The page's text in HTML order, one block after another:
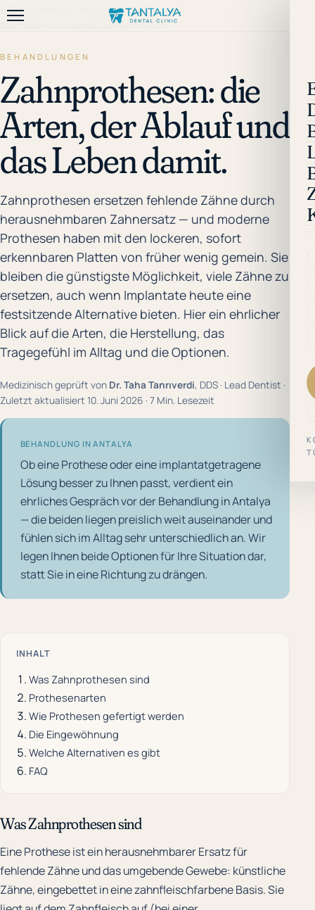
←Bibliothek für Zahngesundheit
Startseite Zahnprothesen
BEHANDLUNGEN
Zahnprothesen: die
Arten, der Ablauf und
das Leben damit.
Zahnprothesen ersetzen fehlende Zähne durch
herausnehmbaren Zahnersatz — und moderne
Prothesen haben mit den lockeren, sofort
erkennbaren Platten von früher wenig gemein. Sie
bleiben die günstigste Möglichkeit, viele Zähne zu
ersetzen, auch wenn Implantate heute eine
festsitzende Alternative bieten. Hier ein ehrlicher
Blick auf die Arten, die Herstellung, das
Tragegefühl im Alltag und die Optionen.
Medizinisch geprüft von Dr. Taha Tanrıverdi, DDS · Lead Dentist ·
Zuletzt aktualisiert 10. Juni 2026 · 7 Min. Lesezeit
BEHANDLUNG IN ANTALYA
Ob eine Prothese oder eine implantatgetragene
Lösung besser zu Ihnen passt, verdient ein
ehrliches Gespräch vor der Behandlung in Antalya
— die beiden liegen preislich weit auseinander und
fühlen sich im Alltag sehr unterschiedlich an. Wir
legen Ihnen beide Optionen für Ihre Situation dar,
statt Sie in eine Richtung zu drängen.
INHALT
Was Zahnprothesen sind
Prothesenarten
Wie Prothesen gefertigt werden
Die Eingewöhnung
Welche Alternativen es gibt
FAQ
Was Zahnprothesen sind
Eine Prothese ist ein herausnehmbarer Ersatz für
fehlende Zähne und das umgebende Gewebe: künstliche
Zähne, eingebettet in eine zahnfleischfarbene Basis. Sie